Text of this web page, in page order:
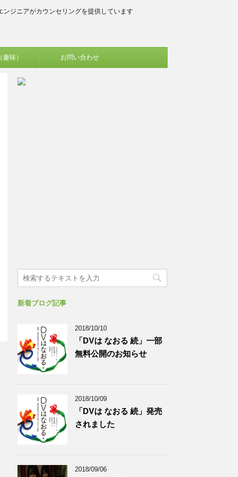
ジニアがカウンセリングを提供しています
味） お問い合わせ
新着ブログ記事
2018/10/10
「DVは なおる 続」一部
無料公開のお知らせ
2018/10/09
「DVは なおる 続」発売
されました
2018/09/06